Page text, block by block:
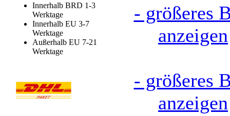
Innerhalb BRD 1-3
Werktage
Innerhalb EU 3-7
Werktage
Außerhalb EU 7-21
Werktage
- größeres
anzeigen
- größeres
anzeigen